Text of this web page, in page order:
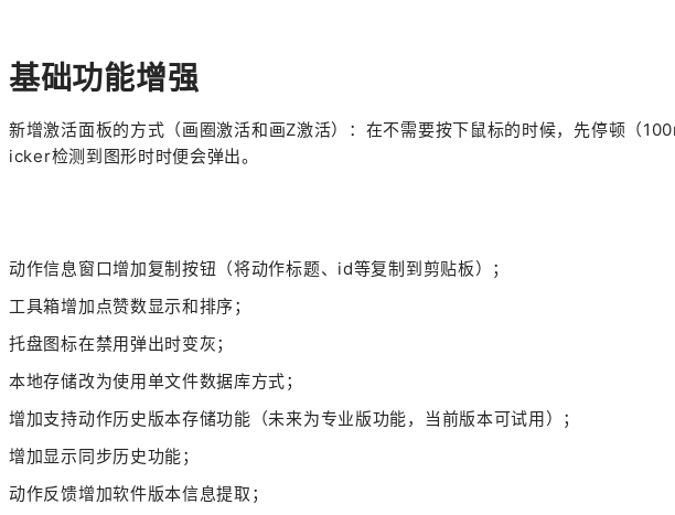
基础功能增强
新增激活面板的方式（画圈激活和画Z激活）： 在不需要按下鼠标的时候，先停顿（
icker检测到图形时时便会弹出。
动作信息窗口增加复制按钮（将动作标题、id等复制到剪贴板）；
工具箱增加点赞数显示和排序；
托盘图标在禁用弹出时变灰；
本地存储改为使用单文件数据库方式；
增加支持动作历史版本存储功能（未来为专业版功能，当前版本可试用）；
增加显示同步历史功能；
动作反馈增加软件版本信息提取；